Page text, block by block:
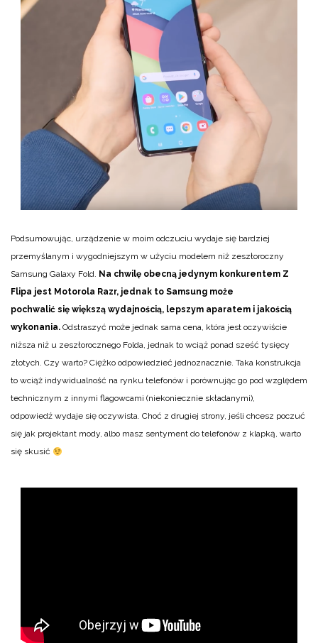
Podsumowując, urządzenie w moim odczuciu wydaje się bardziej
przemyślanym i wygodniejszym w użyciu modelem niż zeszłoroczny
Samsung Galaxy Fold. Na chwilę obecną jedynym konkurentem Z
Flipa jest Motorola Razr, jednak to Samsung może
pochwalić się większą wydajnością, lepszym aparatem i jakością
wykonania. Odstraszyć może jednak sama cena, która jest oczywiście
niższa niż u zeszłorocznego Folda, jednak to wciąż ponad sześć tysięcy
złotych. Czy warto? Ciężko odpowiedzieć jednoznacznie. Taka konstrukcja
to wciąż indywidualność na rynku telefonów i porównując go pod względem
technicznym z innymi flagowcami (niekoniecznie składanymi),
odpowiedź wydaje się oczywista. Choć z drugiej strony, jeśli chcesz poczuć
się jak projektant mody, albo masz sentyment do telefonów z klapką, warto
się skusić